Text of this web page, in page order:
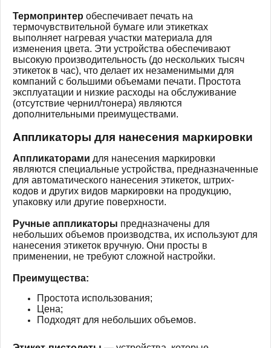
Термопринтер обеспечивает печать на
термочувствительной бумаге или этикетках
выполняет нагревая участки материала для
изменения цвета. Эти устройства обеспечивают
высокую производительность (до нескольких тысяч
этикеток в час), что делает их незаменимыми для
компаний с большими объемами печати. Простота
эксплуатации и низкие расходы на обслуживание
(отсутствие чернил/тонера) являются
дополнительными преимуществами.
Аппликаторы для нанесения маркировки
Аппликаторами для нанесения маркировки
являются специальные устройства, предназначенные
для автоматического нанесения этикеток, штрих-
кодов и других видов маркировки на продукцию,
упаковку или другие поверхности.
Ручные аппликаторы предназначены для
небольших объемов производства, их используют для
нанесения этикеток вручную. Они просты в
применении, не требуют сложной настройки.
Преимущества:
Простота использования;
Цена;
Подходят для небольших объемов.